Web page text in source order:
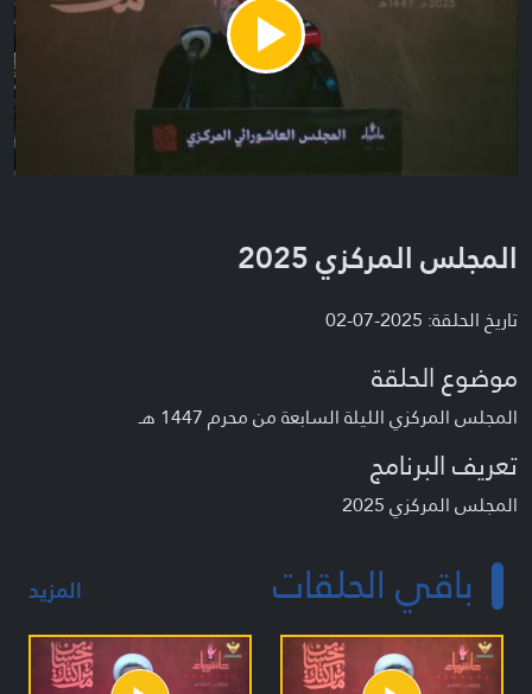
Play
Video
المجلس المركزي 2025
تاريخ الحلقة: 2025-07-02
موضوع الحلقة
المجلس المركزي الليلة السابعة من محرم 1447 هـ
تعريف البرنامج
المجلس المركزي 2025
باقي الحلقات المزيد